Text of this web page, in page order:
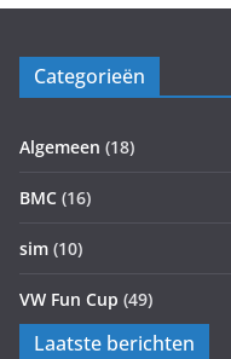
Categorieën
Algemeen (18)
BMC (16)
sim (10)
VW Fun Cup (49)
Laatste berichten